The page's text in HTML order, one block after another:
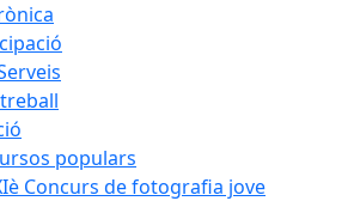
populars
Concurs de fotografia jove